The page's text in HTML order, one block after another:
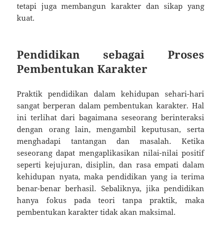
tetapi juga membangun karakter dan sikap yang
kuat.
Pendidikan sebagai Proses
Pembentukan Karakter
Praktik pendidikan dalam kehidupan sehari-hari
sangat berperan dalam pembentukan karakter. Hal
ini terlihat dari bagaimana seseorang berinteraksi
dengan orang lain, mengambil keputusan, serta
menghadapi tantangan dan masalah. Ketika
seseorang dapat mengaplikasikan nilai-nilai positif
seperti kejujuran, disiplin, dan rasa empati dalam
kehidupan nyata, maka pendidikan yang ia terima
benar-benar berhasil. Sebaliknya, jika pendidikan
hanya fokus pada teori tanpa praktik, maka
pembentukan karakter tidak akan maksimal.